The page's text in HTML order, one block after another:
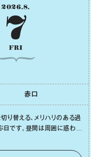
2026.8.
7
FRI
⾚⼝
り替える、メリハリのある過
⽇です。昼間は周囲に惑わさ
て夜は、疲れや寂しさから⽢